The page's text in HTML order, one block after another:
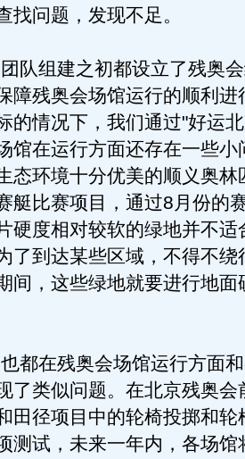
找问题，发现不足。
组建之初都设立了残奥会
障残奥会场馆运行的顺利进
的情况下，我们通过"好运
馆在运行方面还存在一些小
态环境十分优美的顺义奥林
艇比赛项目，通过8月份的
硬度相对较软的绿地并不适
了到达某些区域，不得不绕
间，这些绿地就要进行地面
在残奥会场馆运行方面和
了类似问题。在北京残奥会
田径项目中的轮椅投掷和轮
测试，未来一年内，各场馆